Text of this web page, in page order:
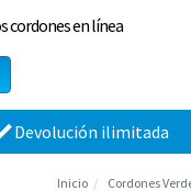
cordones en línea
Devolución ilimitada
Inicio Cordones